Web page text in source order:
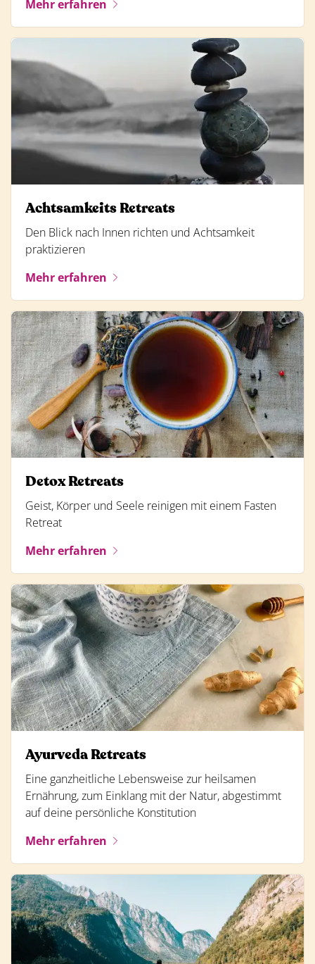
Mehr erfahren
Achtsamkeits Retreats
Den Blick nach Innen richten und Achtsamkeit
praktizieren
Mehr erfahren
Detox Retreats
Geist, Körper und Seele reinigen mit einem Fasten
Retreat
Mehr erfahren
Ayurveda Retreats
Eine ganzheitliche Lebensweise zur heilsamen
Ernährung, zum Einklang mit der Natur, abgestimmt
auf deine persönliche Konstitution
Mehr erfahren